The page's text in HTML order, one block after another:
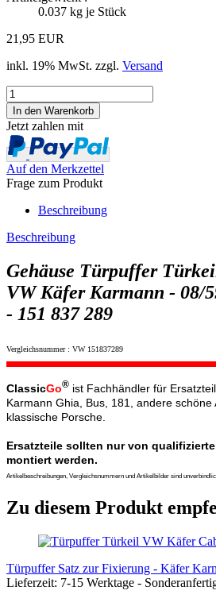
0.037 kg je Stück
21,95 EUR
inkl. 19% MwSt. zzgl. Versand
Jetzt zahlen mit
Auf den Merkzettel
Frage zum Produkt
Beschreibung
Beschreibung
Gehäuse Türpuffer
VW Käfer Karmann - 08/
- 151 837 289
Vergleichsnummer : VW 151837289
ClassicGo® ist Fachhändler für
Karmann Ghia, Bus, 181, andere schöne
klassische Porsche.
Ersatzteile sollten nur von
montiert werden.
Artikelbeschreibungen, Vergleichsnummern und Artikelbilder sind
Zu diesem Produkt
Türpuffer Satz zur Fixierung - Käfer
Lieferzeit: 7-15 Werktage -